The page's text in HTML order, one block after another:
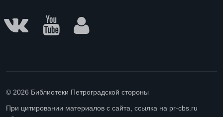
© 2026 Библиотеки Петроградской стороны
При цитировании материалов с сайта, ссылка на pr-cbs.ru